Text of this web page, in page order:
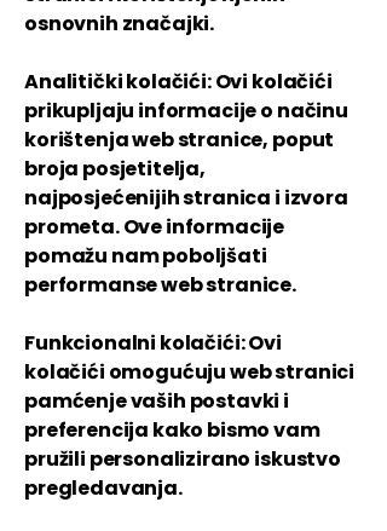
osnovnih značajki.
Analitički kolačići: Ovi kolačići
prikupljaju informacije o načinu
korištenja web stranice, poput
broja posjetitelja,
najposjećenijih stranica i izvora
prometa. Ove informacije
pomažu nam poboljšati
performanse web stranice.
Funkcionalni kolačići: Ovi
kolačići omogućuju web stranici
pamćenje vaših postavki i
preferencija kako bismo vam
pružili personalizirano iskustvo
pregledavanja.